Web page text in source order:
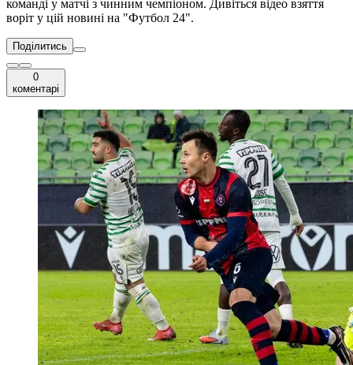
команді у матчі з чинним чемпіоном. Дивіться відео взяття
воріт у цій новині на "Футбол 24".
Поділитись
0
коментарі